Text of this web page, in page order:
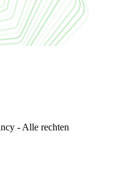
- Alle rechten